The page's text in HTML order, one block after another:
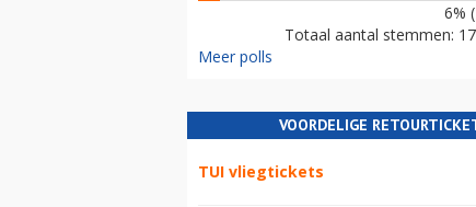
6%
Totaal aantal stemmen:
Meer polls
VOORDELIGE
TUI vliegtickets